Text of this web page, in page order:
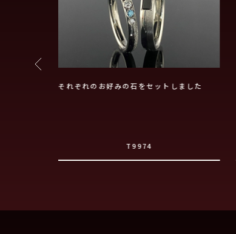
それぞれのお好みの石をセットしました
T9974